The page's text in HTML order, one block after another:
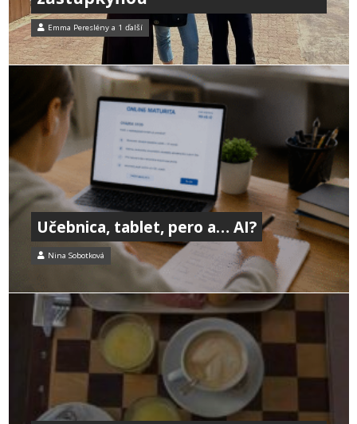
Emma Pereslénya 1 ďalší
Učebnica, tablet, pero a… AI?
Nina Sobotková